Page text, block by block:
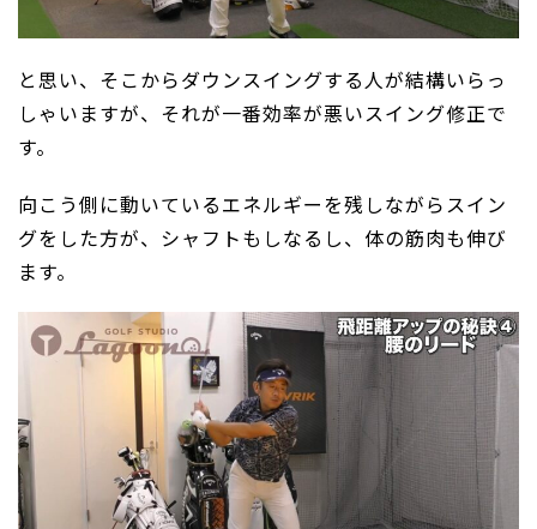
と思い、そこからダウンスイングする人が結構いらっ
しゃいますが、それが一番効率が悪いスイング修正で
す。
向こう側に動いているエネルギーを残しながらスイン
グをした方が、シャフトもしなるし、体の筋肉も伸び
ます。